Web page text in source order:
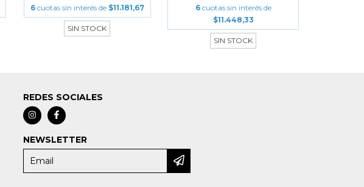
6 cuotas sin interés de $11.181,67
SIN STOCK
6 cuotas sin interés de
$11.448,33
SIN STOCK
REDES SOCIALES
NEWSLETTER